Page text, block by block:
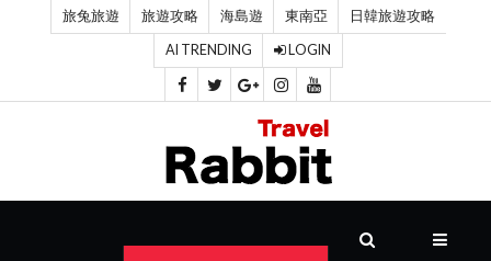
旅兔旅遊 旅遊攻略 海島遊 東南亞 日韓旅遊攻略
AI TRENDING LOGIN